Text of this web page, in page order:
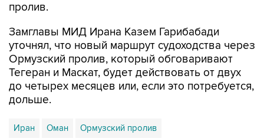
пролив.
Замглавы МИД Ирана Казем Гарибабади
уточнял, что новый маршрут судоходства через
Ормузский пролив, который обговаривают
Тегеран и Маскат, будет действовать от двух
до четырех месяцев или, если это потребуется,
дольше.
Иран Оман Ормузский пролив